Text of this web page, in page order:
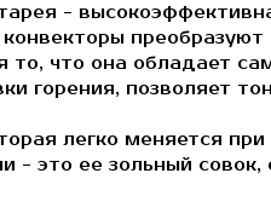
-
преобразуют
что она обладает
горения, позволяет
легко меняется
- это ее зольный